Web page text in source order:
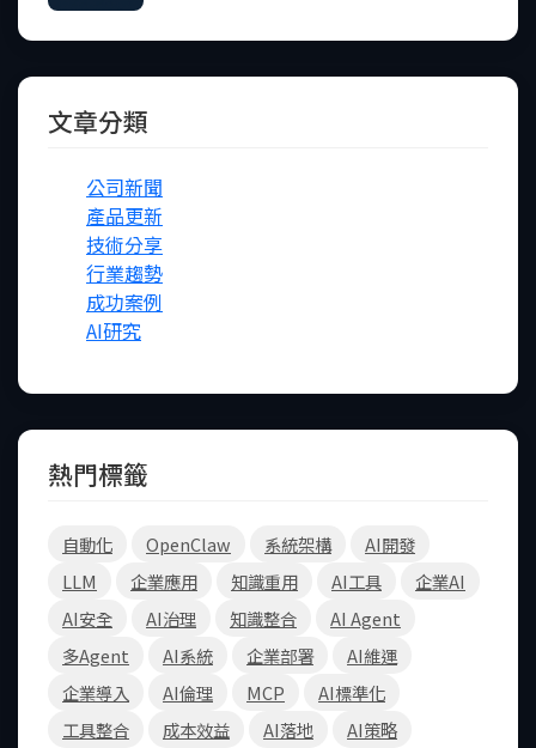
文章分類
公司新聞
產品更新
技術分享
行業趨勢
成功案例
AI研究
熱門標籤
自動化 OpenClaw 系統架構
AI開發
LLM
企業應用 知識重用 AI工具
企業AI
AI安全
AI治理 知識整合
AI Agent
多Agent
AI系統 企業部署
AI維運
企業導入
AI倫理 MCP
AI標準化
工具整合
成本效益 AI落地 AI策略